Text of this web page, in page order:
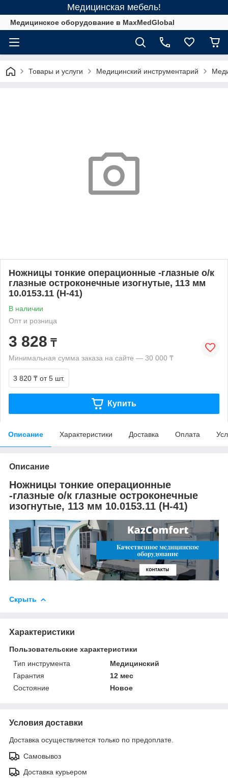
Медицинская мебель!
Медицинское оборудование в MaxMedGlobal
Товары и услуги Медицинский инструментарий
Ножницы тонкие операционные -глазные о/к
глазные остроконечные изогнутые, 113 мм
10.0153.11 (Н-41)
В наличии
Опт и розница
3 828 ₸
Минимальная сумма заказа на сайте — 30 000 ₸
3 820 ₸ от 5 шт.
Купить
Описание Характеристики Доставка Оплата
Описание
Ножницы тонкие операционные
-глазные о/к глазные остроконечные
изогнутые, 113 мм 10.0153.11 (Н-41)
Скрыть
Характеристики
Пользовательские характеристики
Тип инструмента
Медицинский
Гарантия
12 мес
Состояние
Новое
Условия доставки
Доставка осуществляется только по предоплате.
Самовывоз
Доставка курьером